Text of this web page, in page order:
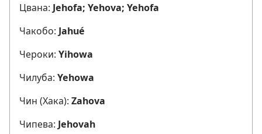
Цвана: Jehofa; Yehova; Yehofa
Чакобо: Jahué
Чероки: Yihowa
Чилуба: Yehowa
Чин (Хака): Zahova
Чипева: Jehovah